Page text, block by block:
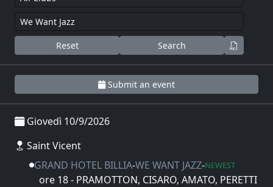
Reset Search
Submit an event
Giovedì 10/9/2026
Saint Vicent
GRAND HOTEL BILLIA-WE WANT JAZZ-NEWEST
ore 18 - PRAMOTTON, CISARO, AMATO, PERETTI